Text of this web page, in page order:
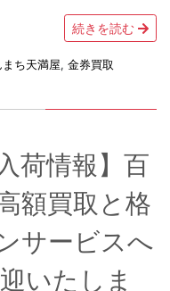
続きを読む
ち天満屋, 金券買取
荷情報】百
額買取と格
サービスへ
いたしま